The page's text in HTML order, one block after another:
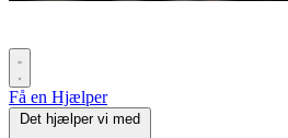
Få en Hjælper
Det hjælper vi med